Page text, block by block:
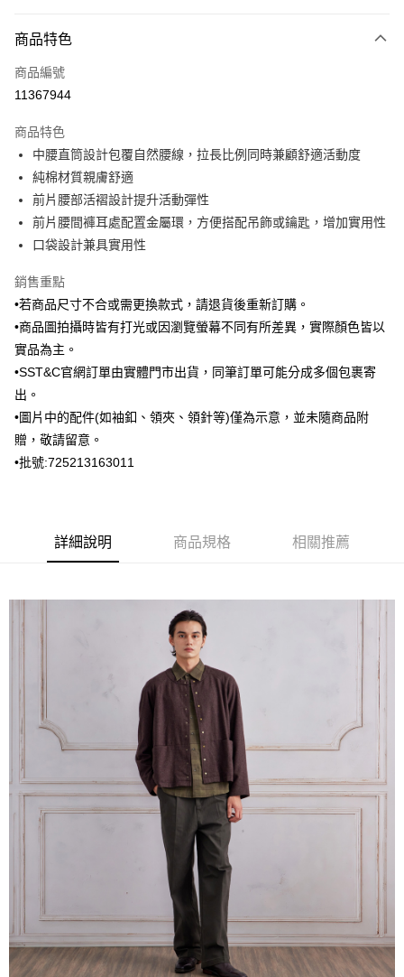
信用卡一次付款
信用卡分期付款
合作金庫商業銀行
華南商業銀行
彰化商業銀行
上海商業儲蓄銀行
國泰世華商業銀行
臺灣中小企業銀行
台中商業銀行
匯豐（台灣）商業銀行
聯邦商業銀行
元大商業銀行
台新國際商業銀行
中國信託商業銀行
台灣樂天信用卡公司
6 期 0 利率 每期
華南商業銀行
上海商業儲蓄銀行
國泰世華商業銀行
兆豐國際商業銀行
臺灣中小企業銀行
聯邦商業銀行
元大商業銀行
永豐商業銀行
玉山商業銀行
星展（台灣）商業銀行
台灣樂天信用卡公司
Apple Pay
街口支付
ATM付款
運送方式
新竹物流宅配
每筆NT$120，滿NT$3,000(含以上)免運費
新竹物流離島宅配
每筆NT$350，滿NT$3,500(含以上)免運費
LINEX 宇迅國際
商品特色
商品編號
11367944
商品特色
中腰直筒設計包覆自然腰線，拉長比例同時兼顧舒適活動度
純棉材質親膚舒適
前片腰部活褶設計提升活動彈性
前片腰間褲耳處配置金屬環，方便搭配吊飾或鑰匙，增加實用性
口袋設計兼具實用性
銷售重點
•若商品尺寸不合或需更換款式，請退貨後重新訂購。
•商品圖拍攝時皆有打光或因瀏覽螢幕不同有所差異，實際顏色皆以
實品為主。
•SST&C官網訂單由實體門市出貨，同筆訂單可能分成多個包裹寄
出。
•圖片中的配件(如袖釦、領夾、領針等)僅為示意，並未隨商品附
贈，敬請留意。
•批號:725213163011
詳細說明 商品規格 相關推薦